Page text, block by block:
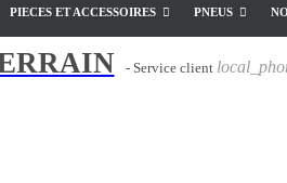
PIECES ET ACCESSOIRES PNEUS
- Service client